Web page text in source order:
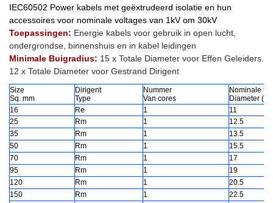
IEC60502 Power kabels met geëxtrudeerd isolatie en hun
accessoires voor nominale voltages van 1kV om 30kV
Toepassingen: Energie kabels voor gebruik in open lucht,
ondergrondse, binnenshuis en in kabel leidingen
Minimale Buigradius: 15 x Totale Diameter voor Effen Geleiders.
12 x Totale Diameter voor Gestrand Dirigent
Size
Sq. mm
Dirigent
Type
Nummer
Van cores
Nominale
Diameter
16
Re 1
11
25
Rm 1
12.5
35
Rm 1
13.5
50
Rm 1
15.5
70
Rm 1
17
95
Rm 1
19
120
Rm 1
20.5
150
Rm 1
22.5